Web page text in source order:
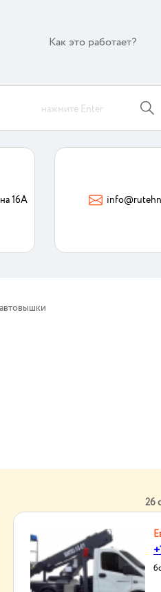
Как это работает?
нажмите Enter
16А
26